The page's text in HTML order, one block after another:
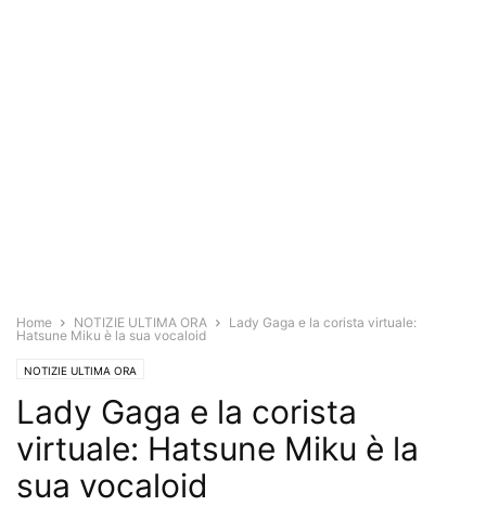
Home NOTIZIE ULTIMA ORA
Lady Gaga e la corista virtuale:
Hatsune Miku è la sua vocaloid
NOTIZIE ULTIMA ORA
Lady Gaga e la corista
virtuale: Hatsune Miku è la
sua vocaloid